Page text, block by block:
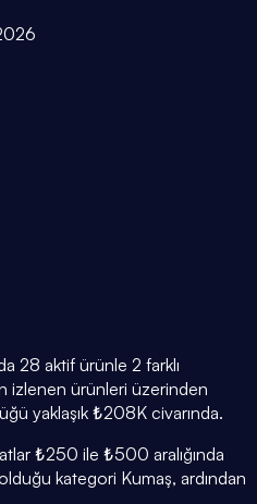
28 aktif ürünle 2 farklı
izlenen ürünleri üzerinden
yaklaşık ₺208K civarında.
₺250 ile ₺500 aralığında
kategori Kumaş, ardından